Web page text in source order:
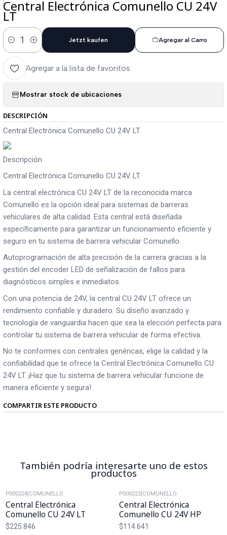
Central Electrónica Comunello CU 24V
LT
Cantidad
Agregar al Carro
Jetzt kaufen
Agregar a la lista de favoritos
Mostrar stock de ubicaciones
DESCRIPCIÓN
Central Electrónica Comunello CU 24V LT
Descripción
Central Electrónica Comunello CU 24V LT
La central electrónica CU 24V LT de la reconocida marca
Comunello es la opción ideal para sistemas de barreras
vehiculares de alta calidad. Esta central está diseñada
específicamente para garantizar un funcionamiento eficiente y
seguro en tu sistema de barrera vehicular Comunello.
Autoprogramación de alta precisión de la carrera gracias a la
gestión del encoder LED de señalización de fallos para
diagnósticos simples e inmediatos.
Con una potencia de 24V, la central CU 24V LT ofrece un
rendimiento confiable y duradero. Su diseño avanzado y
tecnología de vanguardia hacen que sea la elección perfecta para
controlar tu sistema de barrera vehicular de forma efectiva.
No te conformes con centrales genéricas, elige la calidad y la
confiabilidad que te ofrece la Central Electrónica Comunello CU
24V LT. ¡Haz que tu sistema de barrera vehicular funcione de
manera eficiente y segura!
COMPARTIR ESTE PRODUCTO
También podría interesarte uno de estos
productos
P000224|COMUNELLO
Central Electrónica
Comunello CU 24V LT
$225.846
P000222|COMUNELLO
Central Electrónica
Comunello CU 24V HP
$114.641